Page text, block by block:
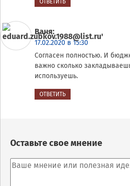
ОТВЕТИТЬ
Ваня:
17.02.2020 в 15:30
Согласен полностью. И
важно сколько
используешь.
ОТВЕТИТЬ
Оставьте свое мнение